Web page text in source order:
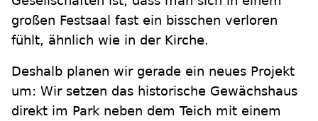
großen Festsaal fast ein bisschen verloren
fühlt, ähnlich wie in der Kirche.
Deshalb planen wir gerade ein neues Projekt
um: Wir setzen das historische Gewächshaus
direkt im Park neben dem Teich mit einem